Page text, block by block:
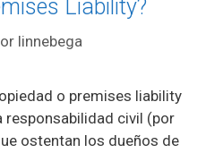
Liability?
linnebega
o premises liability
responsabilidad civil (por
ostentan los dueños de